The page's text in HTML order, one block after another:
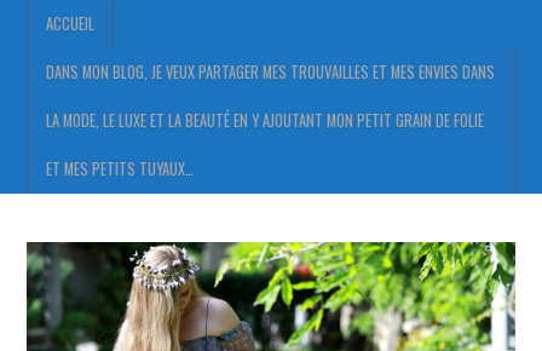
ACCUEIL
DANS MON BLOG, JE VEUX PARTAGER MES TROUVAILLES ET MES ENVIES DANS
LA MODE, LE LUXE ET LA BEAUTÉ EN Y AJOUTANT MON PETIT GRAIN DE FOLIE
ET MES PETITS TUYAUX…